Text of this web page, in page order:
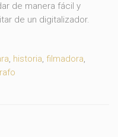
de manera fácil y
de un digitalizador.
, historia, filmadora,